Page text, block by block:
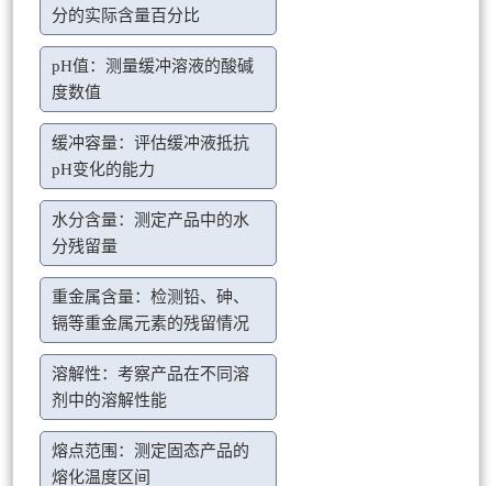
分的实际含量百分比
pH值：测量缓冲溶液的酸碱
度数值
缓冲容量：评估缓冲液抵抗
pH变化的能力
水分含量：测定产品中的水
分残留量
重金属含量：检测铅、砷、
镉等重金属元素的残留情况
溶解性：考察产品在不同溶
剂中的溶解性能
熔点范围：测定固态产品的
熔化温度区间